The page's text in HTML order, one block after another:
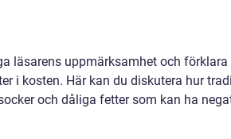
läsarens uppmärksamhet och förklara
i kosten. Här kan du diskutera hur
och dåliga fetter som kan ha